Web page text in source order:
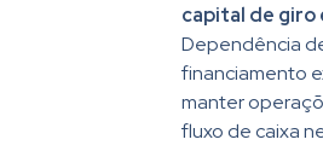
capital de giro
Dependência
financiamento
manter
fluxo de caixa